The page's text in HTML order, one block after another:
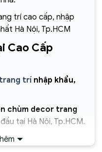
trí cao cấp, nhập
Hà Nội, Tp.HCM
Cao Cấp
trí nhập khẩu,
chùm decor trang
tại Hà Nội, Tp.HCM.
chuyên cung cấp
khẩu chính hãng,